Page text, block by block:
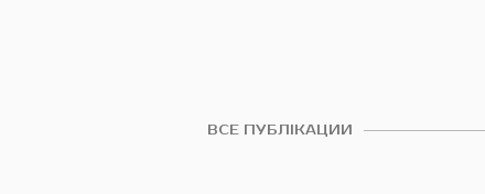
ВСЕ ПУБЛІКАЦИИ